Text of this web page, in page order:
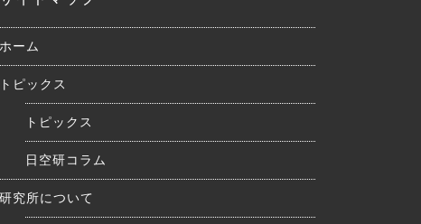
ホーム
トピックス
トピックス
日空研コラム
研究所について